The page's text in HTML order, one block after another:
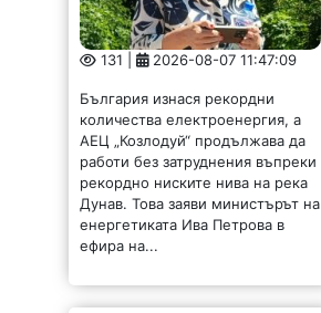
131 | 2026-08-07 11:47:09
България изнася рекордни
количества електроенергия, а
АЕЦ „Козлодуй“ продължава да
работи без затруднения въпреки
рекордно ниските нива на река
Дунав. Това заяви министърът на
енергетиката Ива Петрова в
ефира на...